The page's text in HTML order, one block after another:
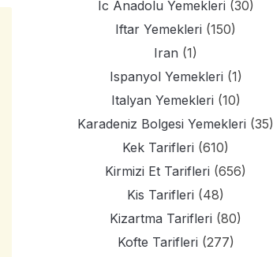
Ic Anadolu Yemekleri (30)
Iftar Yemekleri (150)
Iran (1)
Ispanyol Yemekleri (1)
Italyan Yemekleri (10)
Karadeniz Bolgesi Yemekleri (35)
Kek Tarifleri (610)
Kirmizi Et Tarifleri (656)
Kis Tarifleri (48)
Kizartma Tarifleri (80)
Kofte Tarifleri (277)